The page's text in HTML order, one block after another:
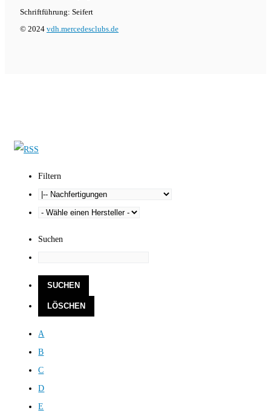
Schriftführung: Seifert
© 2024 vdh.mercedesclubs.de
Filtern
Suchen
A
B
C
D
E